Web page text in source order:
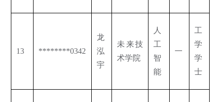
13 ********0342
龙
泓
宇
未来技
术学院
人
工
智
能
一
工
学
学
士